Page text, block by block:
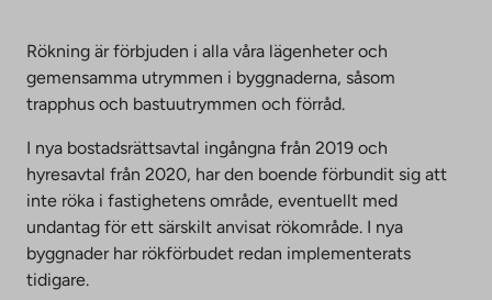
Rökning är förbjuden i alla våra lägenheter och
gemensamma utrymmen i byggnaderna, såsom
trapphus och bastuutrymmen och förråd.
I nya bostadsrättsavtal ingångna från 2019 och
hyresavtal från 2020, har den boende förbundit sig att
inte röka i fastighetens område, eventuellt med
undantag för ett särskilt anvisat rökområde. I nya
byggnader har rökförbudet redan implementerats
tidigare.